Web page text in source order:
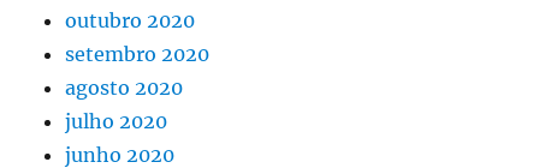
outubro 2020
setembro 2020
agosto 2020
julho 2020
junho 2020